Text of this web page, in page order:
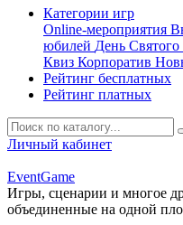
Категории игр
Online-мероприятия
юбилей День
Квиз Корпоратив
Рейтинг бесплатных
Рейтинг платных
Личный кабинет
EventGame
Игры, сценарии и многое
объединенные на одной